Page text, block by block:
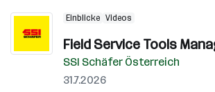
Einblicke Videos
Field Service Tools
SSI Schäfer Österreich
31.7.2026